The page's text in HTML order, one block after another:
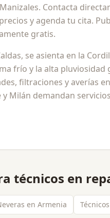
Contacta
y agenda tu cita.
gratis.
se asienta en la
frío y la alta pluviosidad
filtraciones y averías
y Milán demandan
técnicos en
en Armenia